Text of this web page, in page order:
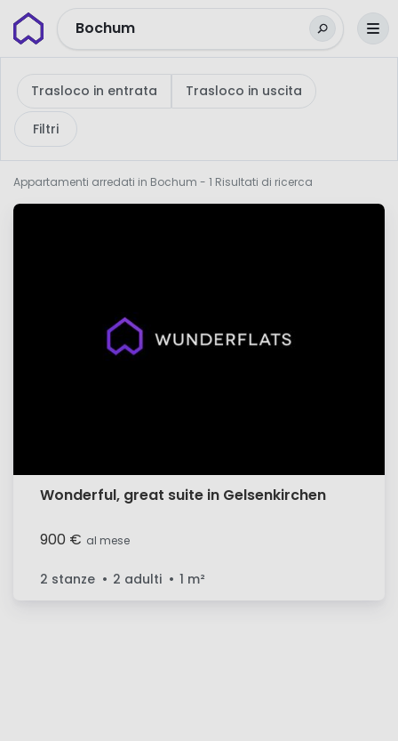
WunderflatsBochum
Trasloco in entrata Trasloco in uscita
Filtri
Appartamenti arredati in Bochum - 1 Risultati di ricerca
Wonderful, great suite in Gelsenkirchen
900 € al mese
2 stanze 2 adulti 1 m²